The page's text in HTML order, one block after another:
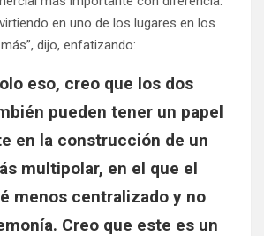
en uno de los lugares en los
dijo, enfatizando:
eso, creo que los dos
pueden tener un papel
en la construcción de un
multipolar, en el que el
menos centralizado y no
Creo que este es un